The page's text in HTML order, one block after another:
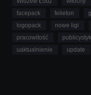
facepack
felieton
logopack
nowe ligi
pracowitość
uaktualnienie
update